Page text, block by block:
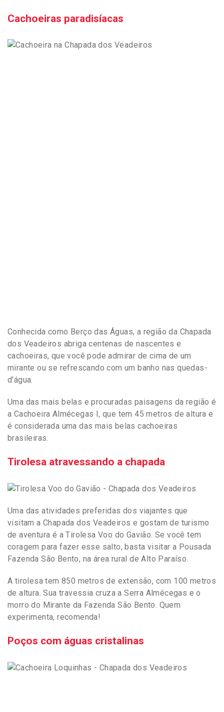
Cachoeiras paradisíacas
Conhecida como Berço das Águas, a região da Chapada
dos Veadeiros abriga centenas de nascentes e
cachoeiras, que você pode admirar de cima de um
mirante ou se refrescando com um banho nas quedas-
d’água.
Uma das mais belas e procuradas paisagens da região é
a Cachoeira Almécegas I, que tem 45 metros de altura e
é considerada uma das mais belas cachoeiras
brasileiras.
Tirolesa atravessando a chapada
Uma das atividades preferidas dos viajantes que
visitam a Chapada dos Veadeiros e gostam de turismo
de aventura é a Tirolesa Voo do Gavião. Se você tem
coragem para fazer esse salto, basta visitar a Pousada
Fazenda São Bento, na área rural de Alto Paraíso.
A tirolesa tem 850 metros de extensão, com 100 metros
de altura. Sua travessia cruza a Serra Almécegas e o
morro do Mirante da Fazenda São Bento. Quem
experimenta, recomenda!
Poços com águas cristalinas